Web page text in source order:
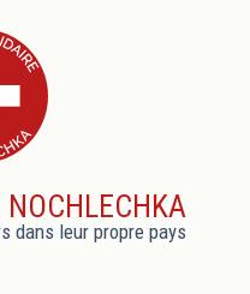
NOCHLECHKA
dans leur propre pays